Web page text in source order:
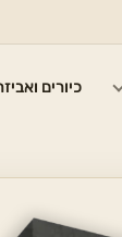
כיורים